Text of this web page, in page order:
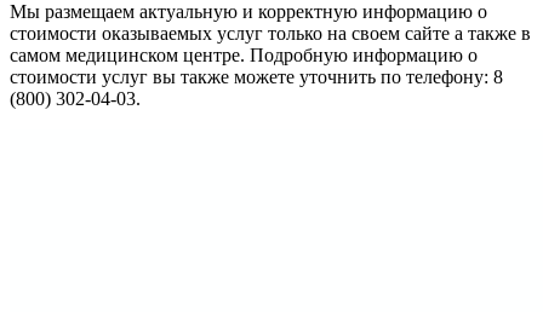
Мы размещаем актуальную и корректную информацию о
стоимости оказываемых услуг только на своем сайте а также в
самом медицинском центре. Подробную информацию о
стоимости услуг вы также можете уточнить по телефону: 8
(800) 302-04-03.